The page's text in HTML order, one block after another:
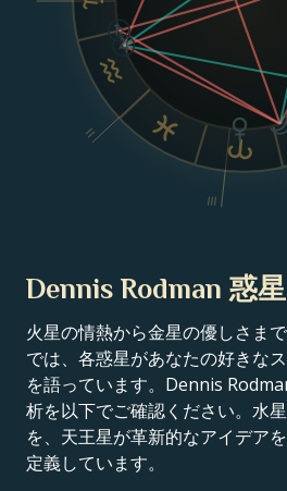
II
III
Dennis Rodman 惑星
火星の情熱から金星の優しさま
では、各惑星があなたの好きな
を語っています。Dennis
析を以下でご確認ください。水
を、天王星が革新的なアイデア
定義しています。